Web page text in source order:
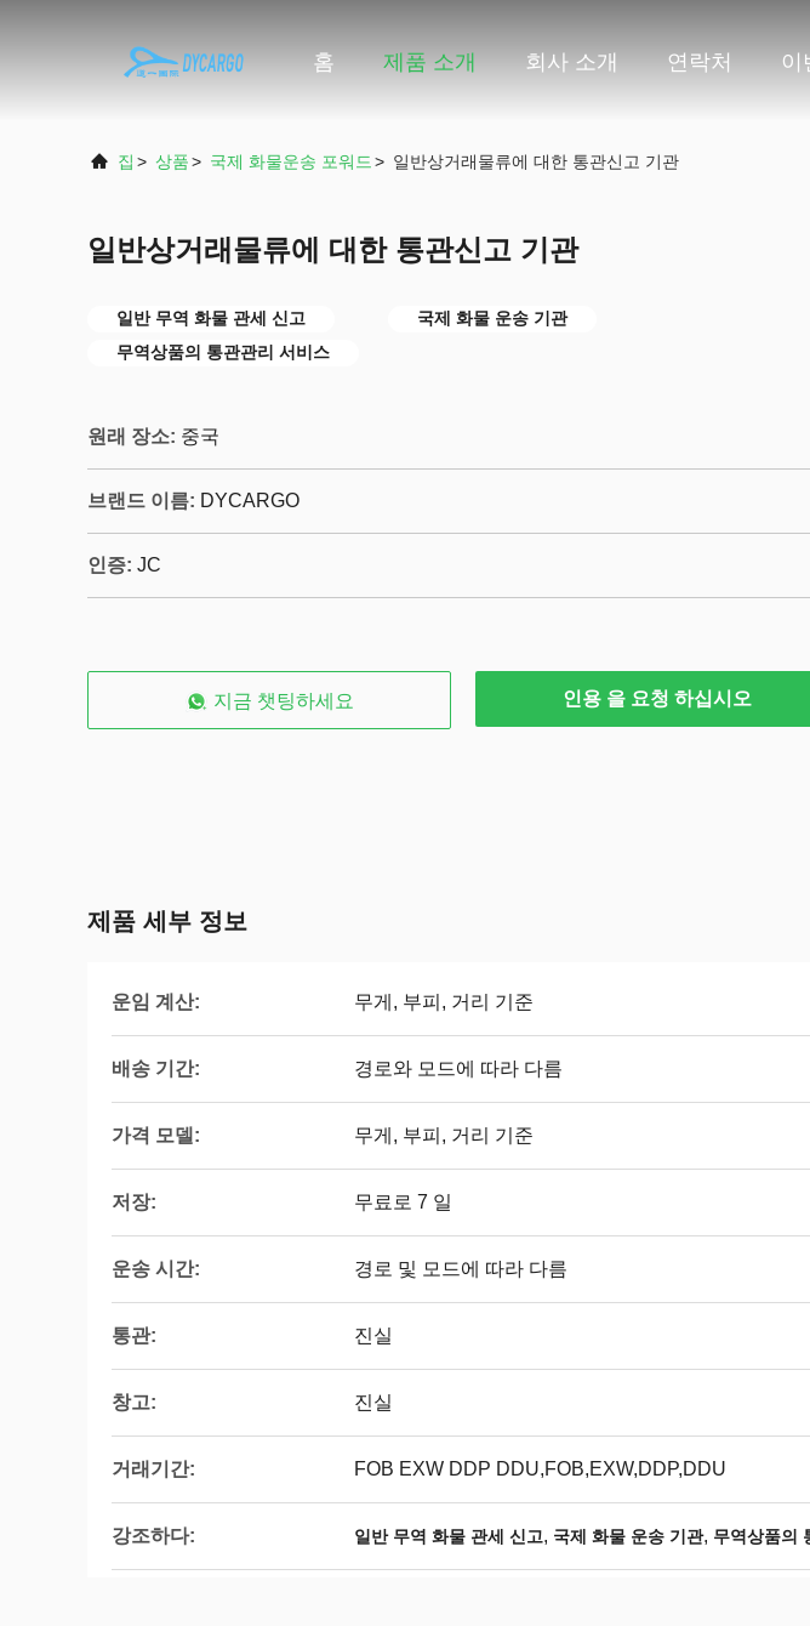
홈 제품 소개 회사 소개 연락처 이
집 > 상품> 국제 화물운송 포워드 > 일반상거래물류에 대한 통관신고 기관
일반상거래물류에 대한 통관신고 기관
일반 무역 화물 관세 신고
국제 화물 운송 기관
무역상품의 통관관리 서비스
원래 장소: 중국
브랜드 이름: DYCARGO
인증: JC
지금 챗팅하세요 인용 을 요청 하십시오
제품 세부 정보
운임 계산: 무게, 부피, 거리 기준
배송 기간: 경로와 모드에 따라 다름
가격 모델: 무게, 부피, 거리 기준
저장: 무료로 7 일
운송 시간: 경로 및 모드에 따라 다름
통관: 진실
창고: 진실
거래기간: FOB EXW DDP DDU,FOB,EXW,DDP,DDU
강조하다: 일반 무역 화물 관세 신고, 국제 화물 운송 기관, 무역상품의